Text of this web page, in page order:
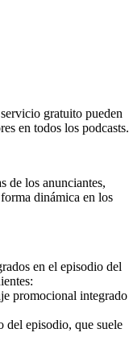
gratuito pueden
en todos los podcasts.
de los anunciantes,
dinámica en los
en el episodio del
promocional integrado
del episodio, que suele